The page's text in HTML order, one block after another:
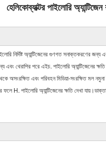
হেলিকোব্যাক্টর পাইলোরি
নির্দিষ্ট অ্যান্টিজেনের গুণগত সনাক্তকরণের
থেরাপির পরে এইচ. পাইলোরি অ্যান্টিজেনের
এবং পরিবহন মিডিয়া-সংরক্ষিত মল নমুনা
ফলে H. পাইলোরি অ্যান্টিজেনের ক্ষতি দেখা